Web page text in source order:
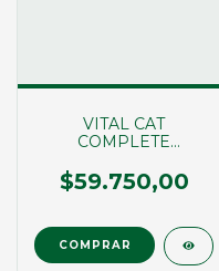
VITAL CAT
COMPLETE
PESO/CASTRADOS X
7,5KG (02294)
$59.750,00